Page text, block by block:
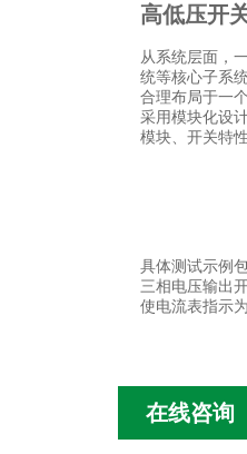
高低压开
从系统层面，
统等核心子系
合理布局于一
采用模块化设
模块、开关特
具体测试示例
三相电压输出
使电流表指示
在线咨询